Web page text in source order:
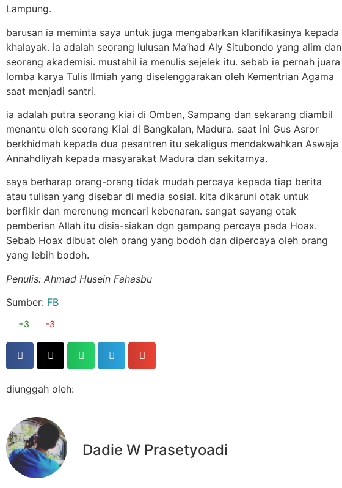
Lampung.
barusan ia meminta saya untuk juga mengabarkan klarifikasinya kepada
khalayak. ia adalah seorang lulusan Ma’had Aly Situbondo yang alim dan
seorang akademisi. mustahil ia menulis sejelek itu. sebab ia pernah juara
lomba karya Tulis Ilmiah yang diselenggarakan oleh Kementrian Agama
saat menjadi santri.
ia adalah putra seorang kiai di Omben, Sampang dan sekarang diambil
menantu oleh seorang Kiai di Bangkalan, Madura. saat ini Gus Asror
berkhidmah kepada dua pesantren itu sekaligus mendakwahkan Aswaja
Annahdliyah kepada masyarakat Madura dan sekitarnya.
saya berharap orang-orang tidak mudah percaya kepada tiap berita
atau tulisan yang disebar di media sosial. kita dikaruni otak untuk
berfikir dan merenung mencari kebenaran. sangat sayang otak
pemberian Allah itu disia-siakan dgn gampang percaya pada Hoax.
Sebab Hoax dibuat oleh orang yang bodoh dan dipercaya oleh orang
yang lebih bodoh.
Penulis: Ahmad Husein Fahasbu
Sumber: FB
+3 -3
diunggah oleh:
Dadie W Prasetyoadi